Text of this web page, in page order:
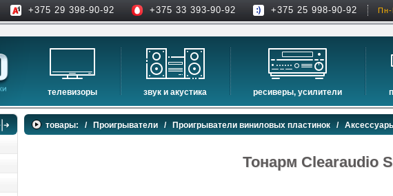
+375 29 398-90-92 +375 33 393-90-92 +375 25 998-90-92 Пн-
телевизоры
телевизоры
аксессуары для тв
звук и акустика
hi-fi акустика
музыкальные центры
ресиверы, усилители
проекторы
экраны для проекторов
интерактивные доски
av-ресиверы
товары: / Проигрыватели / Проигрыватели виниловых пластинок /
Тонарм Clearaudio